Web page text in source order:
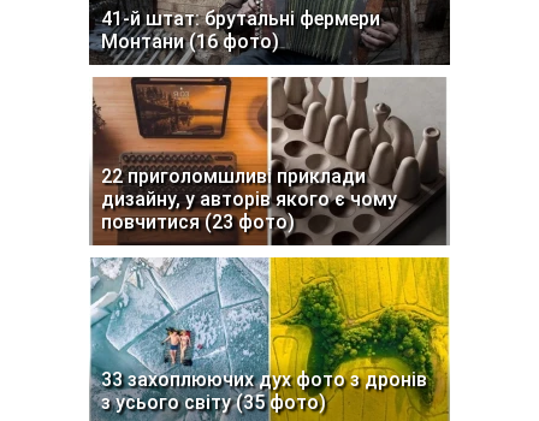
41-й штат: брутальні фермери
Монтани (16 фото)
22 приголомшливі приклади
дизайну, у авторів якого є чому
повчитися (23 фото)
33 захоплюючих дух фото з дронів
з усього світу (35 фото)